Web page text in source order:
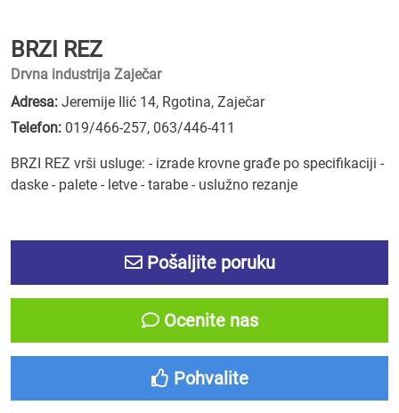
BRZI REZ
Drvna industrija Zaječar
Adresa: Jeremije Ilić 14, Rgotina, Zaječar
Telefon: 019/466-257, 063/446-411
BRZI REZ vrši usluge: - izrade krovne građe po specifikaciji -
daske - palete - letve - tarabe - uslužno rezanje
Pošaljite poruku
Ocenite nas
Pohvalite